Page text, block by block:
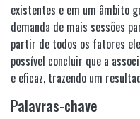
existentes e em um âmbito
demanda de mais sessões
partir de todos os fatores
possível concluir que a
e eficaz, trazendo um
Palavras-chave